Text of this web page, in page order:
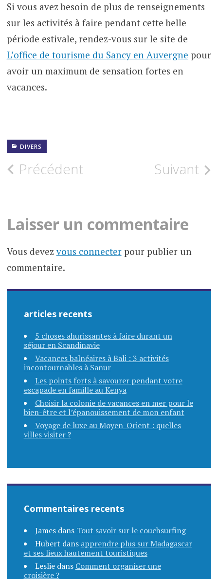
Si vous avez besoin de plus de renseignements
sur les activités à faire pendant cette belle
période estivale, rendez-vous sur le site de
L’office de tourisme du Sancy en Auvergne pour
avoir un maximum de sensation fortes en
vacances.
DIVERS
Navigation
articles
Précédent Suivant
Laisser un commentaire
Vous devezvous connecterpour publier un
commentaire.
articles recents
5 choses ahurissantes à faire durant un
séjour en Scandinavie
Vacances balnéaires à Bali : 3 activités
incontournables à Sanur
Les points forts à savourer pendant votre
escapade en famille au Kenya
Choisir la colonie de vacances en mer pour le
bien-être et l’épanouissement de mon enfant
Voyage de luxe au Moyen-Orient : quelles
villes visiter ?
Commentaires recents
Jamesdans Tout savoir sur le couchsurfing
Hubert dans apprendre plus sur Madagascar
et ses lieux hautement touristiques
Lesliedans Comment organiser une
croisière ?